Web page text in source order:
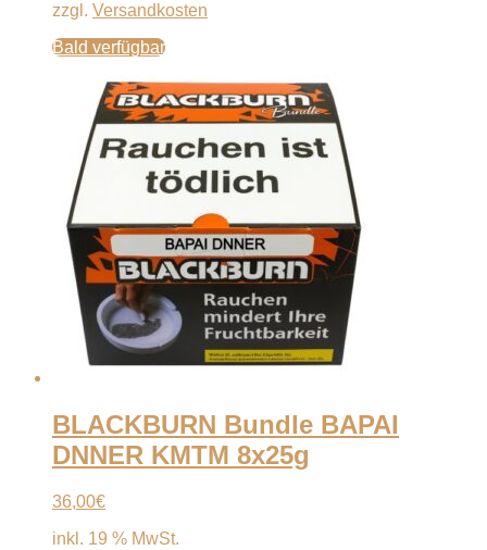
zzgl. Versandkosten
Bald verfügbar
BLACKBURN Bundle BAPAI
DNNER KMTM 8x25g
36,00€
inkl. 19 % MwSt.